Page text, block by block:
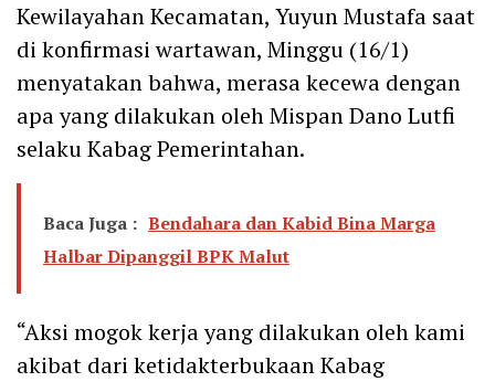
Kewilayahan Kecamatan, Yuyun Mustafa saat
di konfirmasi wartawan, Minggu (16/1)
menyatakan bahwa, merasa kecewa dengan
apa yang dilakukan oleh Mispan Dano Lutfi
selaku Kabag Pemerintahan.
Baca Juga : Bendahara dan Kabid Bina Marga
Halbar Dipanggil BPK Malut
“Aksi mogok kerja yang dilakukan oleh kami
akibat dari ketidakterbukaan Kabag